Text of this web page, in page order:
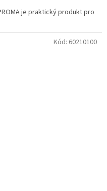
je praktický produkt pro
Kód: 60210100